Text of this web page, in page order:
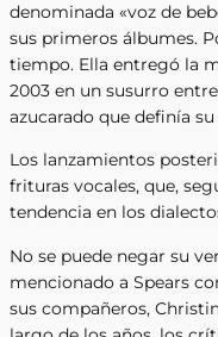
denominada «voz de
sus primeros álbumes.
tiempo. Ella entregó la
2003 en un susurro
azucarado que definía
Los lanzamientos
frituras vocales, que,
tendencia en los
No se puede negar su
mencionado a Spears
sus compañeros,